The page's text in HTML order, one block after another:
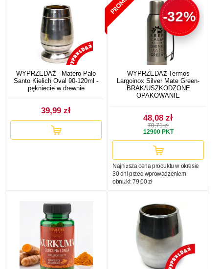
WYPRZEDAŻ - Matero Palo
Santo Kielich Oval 90-120ml -
pękniecie w drewnie
39,99 zł
-32%
WYPRZEDAŻ-Termos
Largoinox Silver Mate Green-
BRAK/USZKODZONE
OPAKOWANIE
48,08 zł
70,71 zł
12900PKT
Najniższa cena produktu w okresie
30 dni przed wprowadzeniem
obniżki:79,00 zł